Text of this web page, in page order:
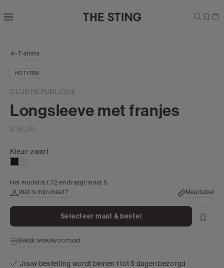
direct naar
zoekbalk
naar de
T-shirts
HOT ITEM
CLUB RÉPUBLIQUE
Longsleeve met franjes
€35.00
Kleur:zwart
white
Het model is 1.72 en draagt maat S
Wat is mijn maat?
Maattabel
Selecteer maat & bestel
Bekijk winkelvoorraad
Jouw bestelling wordt binnen 1 tot 5 dagen bezorgd